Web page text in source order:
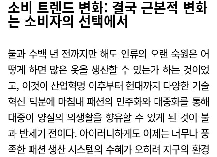
소비 트렌드 변화: 결국 근본적 변화
는 소비자의 선택에서
불과 수백 년 전까지만 해도 인류의 오랜 숙원은 어
떻게 하면 많은 옷을 생산할 수 있는가 하는 것이었
고, 이것이 산업혁명 이후부터 현대까지 다양한 기술
혁신 덕분에 마침내 패션의 민주화와 대중화를 통해
대중이 양질의 의생활을 향유할 수 있게 된 것이 불
과 반세기 전이다. 아이러니하게도 이제는 너무나 풍
족한 패션 생산 시스템의 수혜가 오히려 지구의 환경